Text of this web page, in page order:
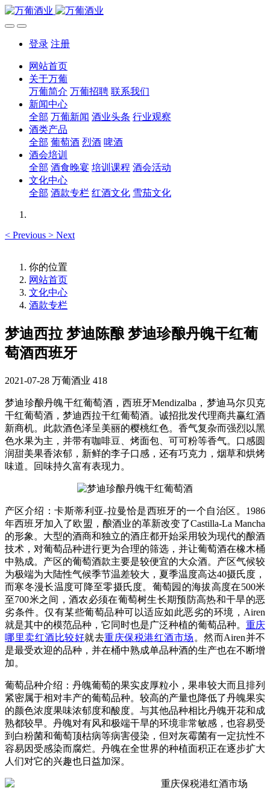
登录 注册
网站首页
关于万葡
万葡简介 万葡招聘 联系我们
新闻中心
全部 万葡新闻 酒业头条 行业观察
酒类产品
全部 葡萄酒 烈酒 啤酒
酒会培训
全部 酒食晚宴 培训课程 酒会活动
文化中心
全部 酒款专栏 红酒文化 雪茄文化
< Previous > Next
你的位置
网站首页
文化中心
酒款专栏
梦迪西拉 梦迪陈酿 梦迪珍酿丹魄干红葡
萄酒西班牙
2021-07-28 万葡酒业 418
梦迪珍酿丹魄干红葡萄酒，西班牙Mendizalba，梦迪马尔贝克
干红葡萄酒，梦迪西拉干红葡萄酒。诚招批发代理商共赢红酒
新商机。此款酒色泽呈美丽的樱桃红色。香气复杂而强烈以黑
色水果为主，并带有咖啡豆、烤面包、可可粉等香气。口感圆
润甜美果香浓郁，新鲜的李子口感，还有巧克力，烟草和烘烤
味道。回味持久富有表现力。
产区介绍：卡斯蒂利亚-拉曼恰是西班牙的一个自治区。1986
年西班牙加入了欧盟，酿酒业的革新改变了Castilla-La Mancha
的形象。大型的酒商和独立的酒庄都开始采用较为现代的酿酒
技术，对葡萄品种进行更为合理的筛选，并让葡萄酒在橡木桶
中熟成。产区的葡萄酒款主要是较便宜的大众酒。产区气候较
为极端为大陆性气候季节温差较大，夏季温度高达40摄氏度，
而寒冬漫长温度可降至零摄氏度。葡萄园的海拔高度在500米
至700米之间，酒农必须在葡萄树生长期预防高热和干旱的恶
劣条件。仅有某些葡萄品种可以适应如此恶劣的环境，Airen
就是其中的模范品种，它同时也是广泛种植的葡萄品种。 重庆
哪里卖红酒比较好就去重庆保税港红酒市场 。然而Airen并不
是最受欢迎的品种，并在桶中熟成单品种酒的生产也在不断增
加。
葡萄品种介绍：丹魄葡萄的果实皮厚粒小，果串较大而且排列
紧密属于相对丰产的葡萄品种。较高的产量也降低了丹魄果实
的颜色浓度果味浓郁度和酸度。与其他品种相比丹魄开花和成
熟都较早。丹魄对有风和极端干旱的环境非常敏感，也容易受
到白粉菌和葡萄顶枯病等病害侵染，但对灰霉菌有一定抗性不
容易因受感染而腐烂。丹魄在全世界的种植面积正在逐步扩大
人们对它的兴趣也日益加深。